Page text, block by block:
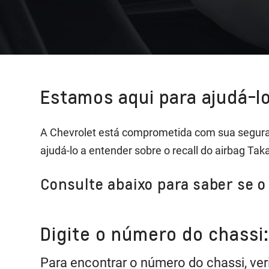
Estamos aqui para ajudá-
A Chevrolet está comprometida com sua
ajudá-lo a entender sobre o recall do airbag
Consulte abaixo para saber se
Digite o número do chassi:
Para encontrar o número do chassi,